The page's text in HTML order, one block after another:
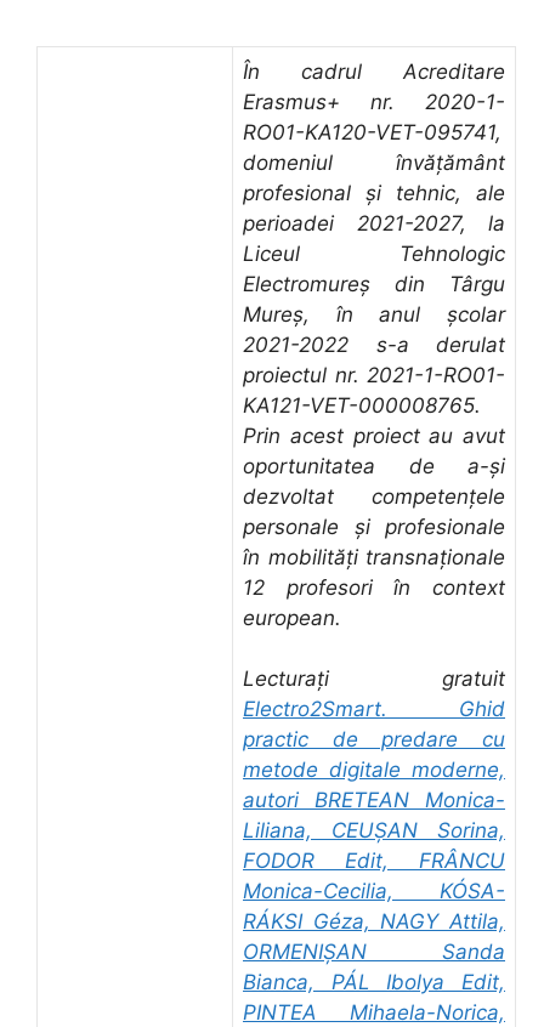
În cadrul Acreditare
Erasmus+ nr. 2020-1-
RO01-KA120-VET-095741,
domeniul învățământ
profesional și tehnic, ale
perioadei 2021-2027, la
Liceul Tehnologic
Electromureș din Târgu
Mureș, în anul școlar
2021-2022 s-a derulat
proiectul nr. 2021-1-RO01-
KA121-VET-000008765.
Prin acest proiect au avut
oportunitatea de a-și
dezvoltat competențele
personale și profesionale
în mobilități transnaționale
12 profesori în context
european.
Lecturați gratuit
Electro2Smart. Ghid
practic de predare cu
metode digitale moderne,
autori BRETEAN Monica-
Liliana, CEUȘAN Sorina,
FODOR Edit, FRÂNCU
Monica-Cecilia, KÓSA-
RÁKSI Géza, NAGY Attila,
ORMENIȘAN Sanda
Bianca, PÁL Ibolya Edit,
PINTEA Mihaela-Norica,